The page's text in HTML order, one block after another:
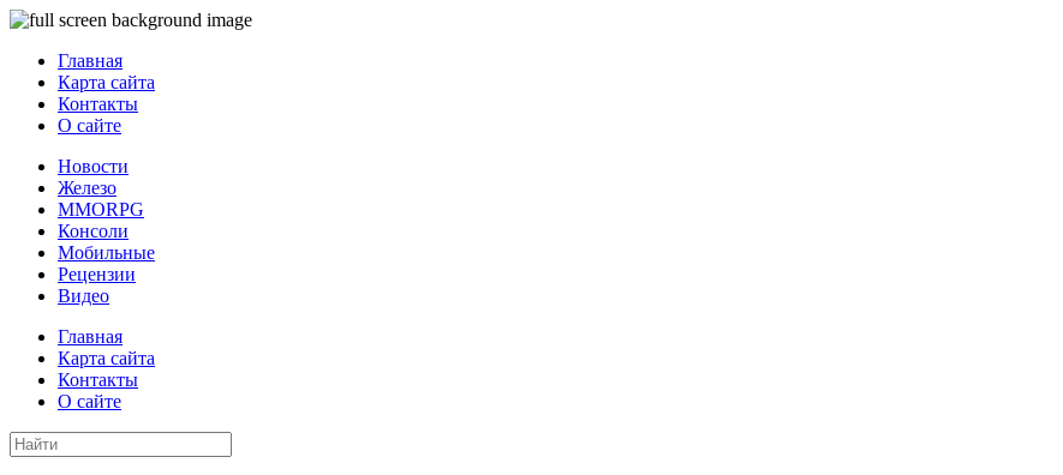
Главная
Карта сайта
Контакты
О сайте
Новости
Железо
MMORPG
Консоли
Мобильные
Рецензии
Видео
Главная
Карта сайта
Контакты
О сайте